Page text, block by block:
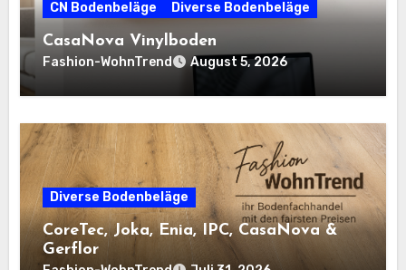
CN Bodenbeläge Diverse Bodenbeläge
CasaNova Vinylboden
Fashion-WohnTrend August 5, 2026
Diverse Bodenbeläge
CoreTec, Joka, Enia, IPC, CasaNova &
Gerflor